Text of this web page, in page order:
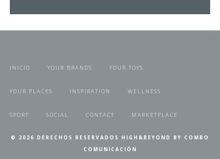
INICIO YOUR BRANDS YOUR TOYS
YOUR PLACES INSPIRATION WELLNESS
SPORT SOCIAL CONTACT MARKETPLACE
© 2026 DERECHOS RESERVADOS HIGH&BEYOND BY COMBO
COMUNICACIÓN